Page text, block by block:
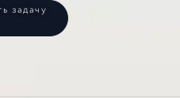
задачу